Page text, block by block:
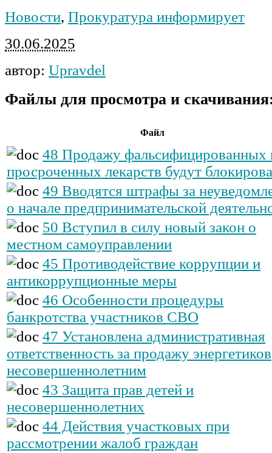
Новости, Прокуратура информирует
30.06.2025
автор: Upravdel
Файлы для просмотра и
Файл
48 Продажу фальсифицированных
просроченных лекарств будут
49 Вводятся штрафы за
о начале предпринимательской
50 Вступил в силу новый закон о
местном самоуправлении
45 Противодействие коррупции и
антикоррупционные меры
46 Особенности процедуры
банкротства участников СВО
47 Установлена административная
ответственность за продажу энергетиков
несовершеннолетним
43 Защита прав детей и
несовершеннолетних
44 Действия участковых при
рассмотрении жалоб граждан